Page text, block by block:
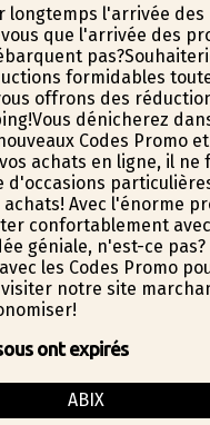
longtemps l'arrivée des
que l'arrivée des
formidables
offrons des
dénicherez
Codes Promo
achats en ligne, il ne
d'occasions
Avec l'énorme
confortablement
géniale, n'est-ce pas?
les Codes Promo
notre site
ont expirés
ABIX